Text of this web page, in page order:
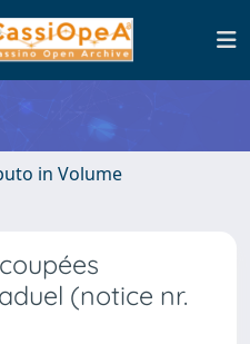
in Volume
(notice nr.